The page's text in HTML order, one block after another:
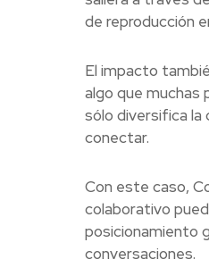
de reproducción
El impacto
algo que
sólo diversifica la
conectar.
Con este caso,
colaborativo
posicionamiento
conversaciones.